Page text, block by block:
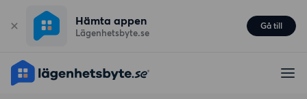
Hämta appen
Lägenhetsbyte.se
Gå till